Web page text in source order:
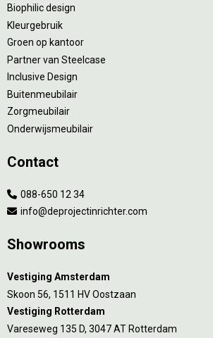
Biophilic design
Kleurgebruik
Groen op kantoor
Partner van Steelcase
Inclusive Design
Buitenmeubilair
Zorgmeubilair
Onderwijsmeubilair
Contact
088-650 12 34
info@deprojectinrichter.com
Showrooms
Vestiging Amsterdam
Skoon 56, 1511 HV Oostzaan
Vestiging Rotterdam
Vareseweg 135 D, 3047 AT Rotterdam